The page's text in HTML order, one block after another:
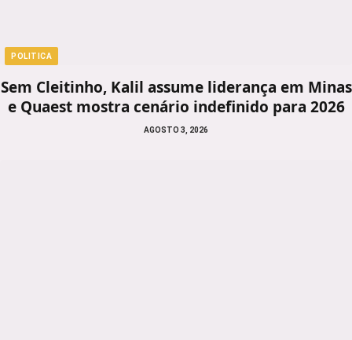
POLITICA
Sem Cleitinho, Kalil assume liderança em Minas
e Quaest mostra cenário indefinido para 2026
AGOSTO 3, 2026